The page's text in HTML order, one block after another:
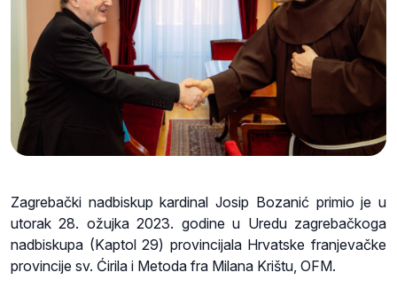
Zagrebački nadbiskup kardinal Josip Bozanić primio je u
utorak 28. ožujka 2023. godine u Uredu zagrebačkoga
nadbiskupa (Kaptol 29) provincijala Hrvatske franjevačke
provincije sv. Ćirila i Metoda fra Milana Krištu, OFM.